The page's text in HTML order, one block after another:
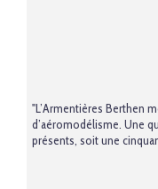
"L’Armentières Berthen
d’aéromodélisme. Une
présents, soit une